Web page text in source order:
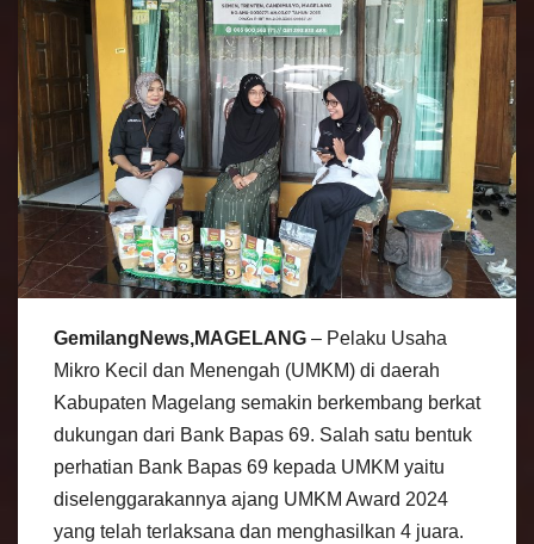
GemilangNews,MAGELANG – Pelaku Usaha
Mikro Kecil dan Menengah (UMKM) di daerah
Kabupaten Magelang semakin berkembang berkat
dukungan dari Bank Bapas 69. Salah satu bentuk
perhatian Bank Bapas 69 kepada UMKM yaitu
diselenggarakannya ajang UMKM Award 2024
yang telah terlaksana dan menghasilkan 4 juara.